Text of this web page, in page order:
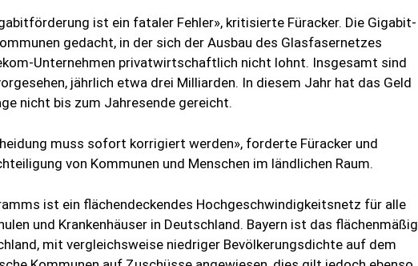
ist ein fataler Fehler», kritisierte Füracker. Die Gigabit-
gedacht, in der sich der Ausbau des Glasfasernetzes
Unternehmen privatwirtschaftlich nicht lohnt. Insgesamt sind
jährlich etwa drei Milliarden. In diesem Jahr hat das Geld
nicht bis zum Jahresende gereicht.
muss sofort korrigiert werden», forderte Füracker und
von Kommunen und Menschen im ländlichen Raum.
ist ein flächendeckendes Hochgeschwindigkeitsnetz für alle
und Krankenhäuser in Deutschland. Bayern ist das flächenmäßig
mit vergleichsweise niedriger Bevölkerungsdichte auf dem